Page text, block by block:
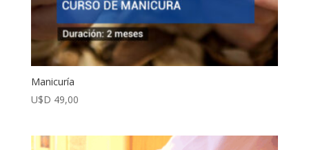
Manicuría
U$D 49,00